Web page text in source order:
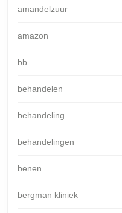
amandelzuur
amazon
bb
behandelen
behandeling
behandelingen
benen
bergman kliniek